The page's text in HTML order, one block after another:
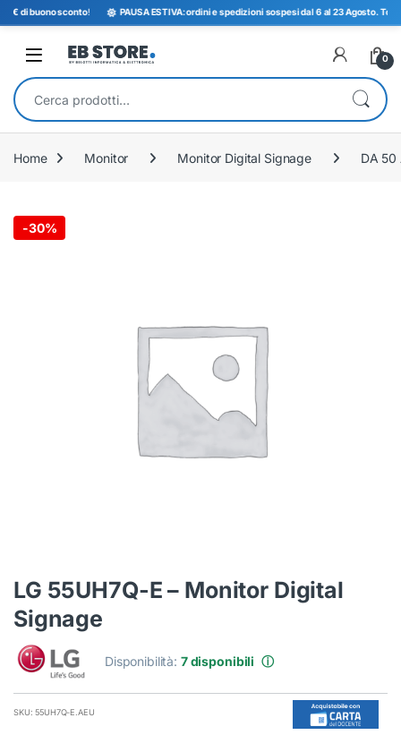
di buono sconto! PAUSA ESTIVA: ordini e spedizioni sospesi dal 6 al 23 Agosto.
Open 0
Cerca:
Home Monitor Monitor Digital Signage DA 50
-30%
LG 55UH7Q-E – Monitor Digital
Signage
Disponibilità: 7 disponibili ⓘ
SKU: 55UH7Q-E.AEU